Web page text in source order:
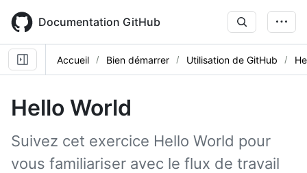
main
content
Documentation GitHub
Accueil Bien démarrer Utilisation de GitHub
Hello World
Suivez cet exercice Hello World pour
vous familiariser avec le flux de travail